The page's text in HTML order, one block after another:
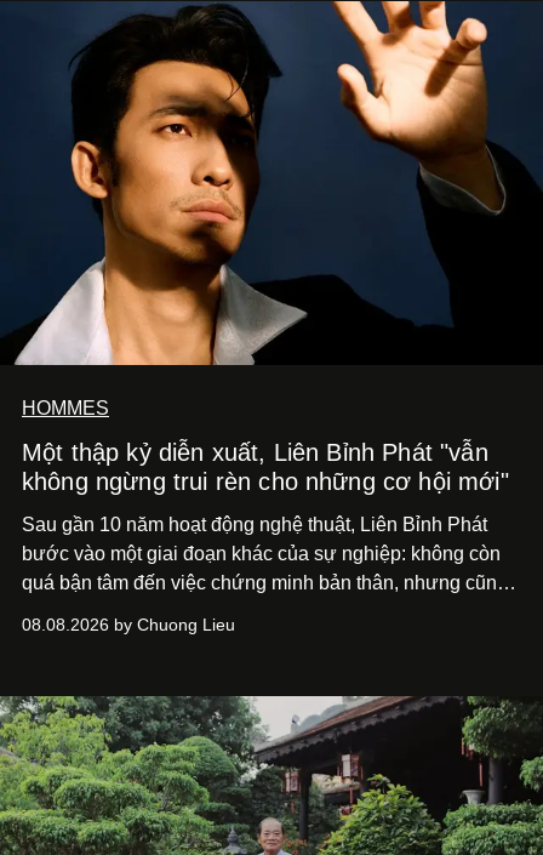
HOMMES
Một thập kỷ diễn xuất, Liên Bỉnh Phát "vẫn
không ngừng trui rèn cho những cơ hội mới"
Sau gần 10 năm hoạt động nghệ thuật, Liên Bỉnh Phát
bước vào một giai đoạn khác của sự nghiệp: không còn
quá bận tâm đến việc chứng minh bản thân, nhưng cũng
phim điện ảnh trong nửa đầu 2026 đến hành trình trở lại
bằng một tâm thế điềm tĩnh hơn. Anh tiếp tục học hỏi, trau
dồi và chờ đợi những vai diễn đủ sức đưa mình đến
những vùng đất mới. Ở tuổi ngoài 30, điều anh theo đuổi
không phải những đích đến quá lớn, mà là khả năng luôn
tiến về phía trước.
08.08.2026 by Chuong Lieu